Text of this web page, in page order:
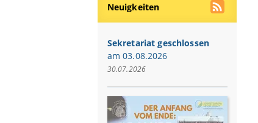
Neuigkeiten
Sekretariat geschlossen
am 03.08.2026
30.07.2026